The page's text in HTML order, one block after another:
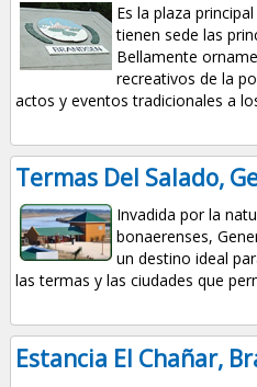
Es la plaza
tienen sede las
Bellamente
recreativos de la
actos y eventos tradicionales a
Termas Del Salado,
Invadida por la
bonaerenses,
un destino ideal
lastermas y las ciudades que
Estancia El Chañar,